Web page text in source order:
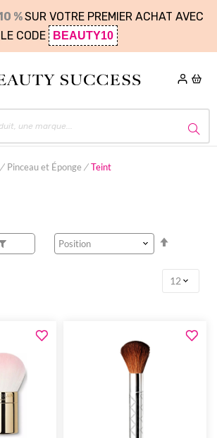
%SUR VOTRE PREMIER ACHAT AVEC
LE CODE
BEAUTY10
Pinceau et Éponge Teint